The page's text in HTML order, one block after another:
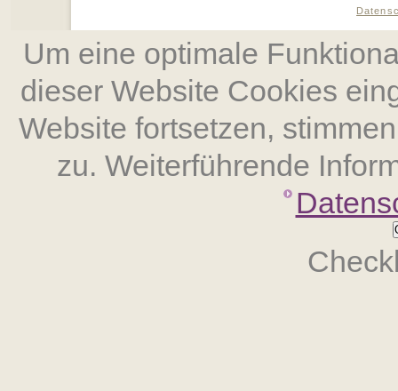
Um eine optimale
dieser Website Cookies
Website fort­setzen,
zu. Weiterführende